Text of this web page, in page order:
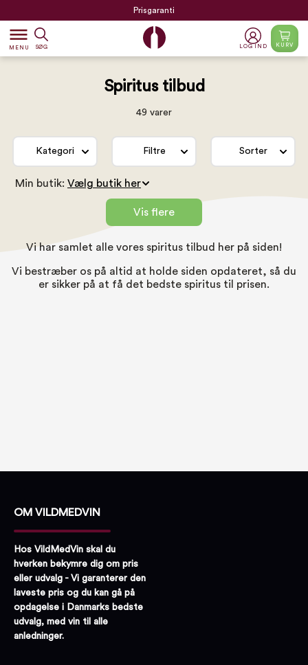
Prisgaranti
dehaze
MENU SØG LOG IND KURV
Spiritus tilbud
49 varer
Kategori Filtre Sorter
Min butik:
Vis flere
Vi har samlet alle vores spiritus tilbud her på siden!
Vi bestræber os på altid at holde siden opdateret, så du
er sikker på at få det bedste spiritus til prisen.
OM VILDMEDVIN
Hos VildMedVin skal du
hverken bekymre dig om pris
eller udvalg - Vi garanterer den
laveste pris og du kan gå på
opdagelse i Danmarks bedste
udvalg, med vin til alle
anledninger.